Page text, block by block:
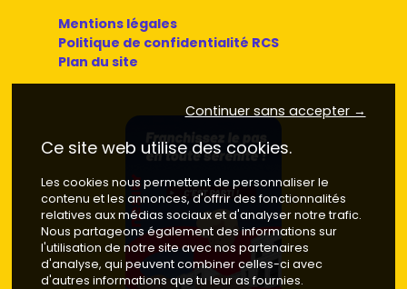
Mentions légales
Politique de confidentialité RCS
Plan du site
Continuer sans accepter →
Ce site web utilise des cookies.
Les cookies nous permettent de personnaliser le
contenu et les annonces, d'offrir des fonctionnalités
relatives aux médias sociaux et d'analyser notre trafic.
Nous partageons également des informations sur
l'utilisation de notre site avec nos partenaires
d'analyse, qui peuvent combiner celles-ci avec
d'autres informations que tu leur as fournies.